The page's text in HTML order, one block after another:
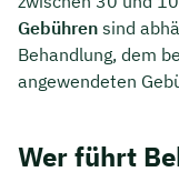
Gebühren sind
Behandlung, dem
angewendeten
Wer führt